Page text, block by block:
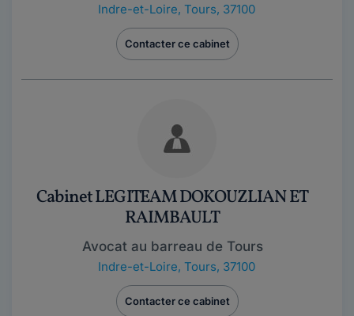
Indre-et-Loire, Tours, 37100
Contacter ce cabinet
Cabinet LEGITEAM DOKOUZLIAN ET
RAIMBAULT
Avocat au barreau de Tours
Indre-et-Loire, Tours, 37100
Contacter ce cabinet